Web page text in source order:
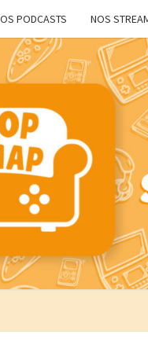
PODCASTS NOS
ET
Des
Pour
La